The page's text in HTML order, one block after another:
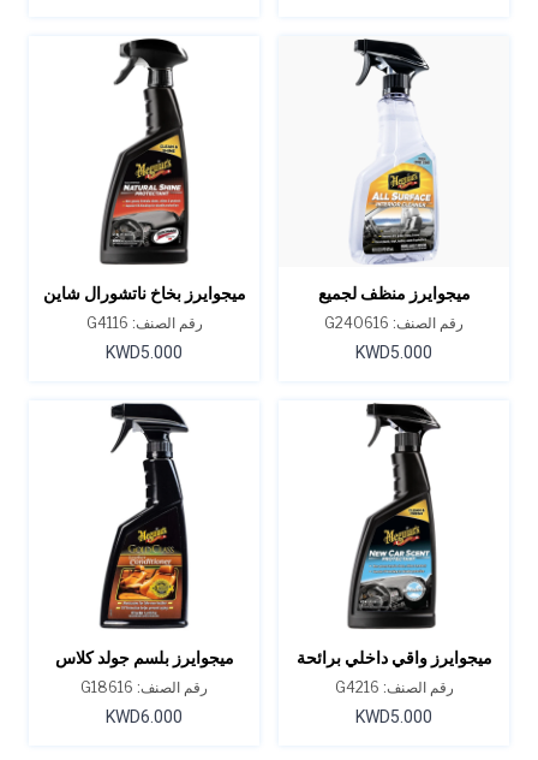
ميجوايرز منظف لجميع
الأسطح الداخلية 16 أونصة
رقم الصنف: G240616
KWD5.000
ميجوايرز بخاخ ناتشورال شاين
أونصة
رقم الصنف: G4116
KWD5.000
ميجوايرز واقي داخلي برائحة
السيارة الجديدة - 16 أونصة.
رقم الصنف: G4216
KWD5.000
ميجوايرز بلسم جولد كلاس
للجلد 16 أونصة
رقم الصنف: G18616
KWD6.000